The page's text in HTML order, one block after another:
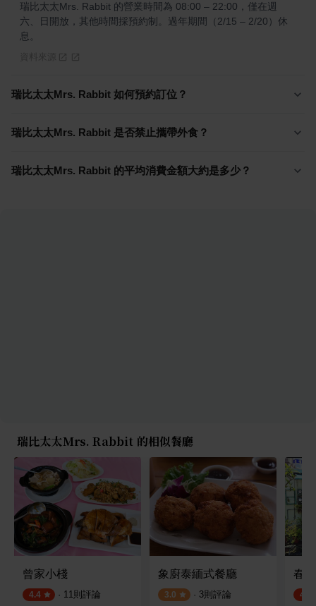
瑞比太太Mrs. Rabbit 的營業時間為 08:00 – 22:00，僅在週
六、日開放，其他時間採預約制。過年期間（2/15 – 2/20）休
息。
瑞比太太Mrs. Rabbit 如何預約訂位？
瑞比太太Mrs. Rabbit 是否禁止攜帶外食？
瑞比太太Mrs. Rabbit 的平均消費金額大約是多少？
瑞比太太Mrs. Rabbit 的相似餐廳
曾家小棧
4.4 · 11則評論
象廚泰緬式餐廳
3.0 · 3則評論
春
4.5